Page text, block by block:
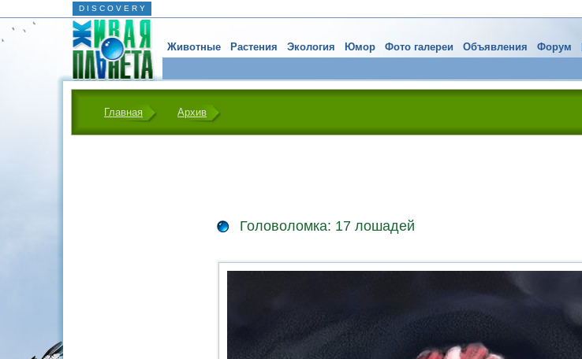
D I S C O V E R Y
Животные Растения Экология Юмор Фото галереи Объявления Форум
Главная Архив
Головоломка: 17 лошадей